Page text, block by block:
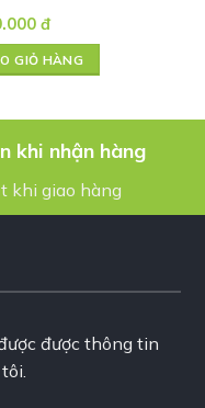
đ
GIỎ HÀNG
khi nhận hàng
khi giao hàng
được thông tin